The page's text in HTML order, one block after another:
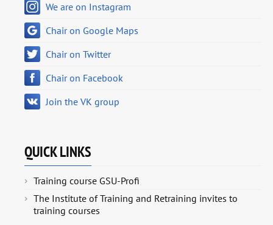
We are on Instagram
Chair on Google Maps
Chair on Twitter
Chair on Facebook
Join the VK group
QUICK LINKS
Training course GSU-Profi
The Institute of Training and Retraining invites to
training courses